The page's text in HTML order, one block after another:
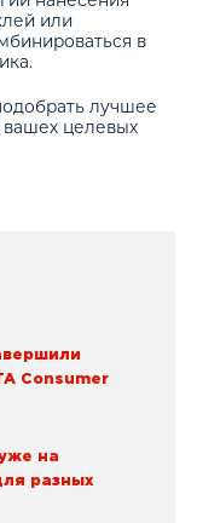
или
в
лучшее
вашех целевых
Consumer
на
разных